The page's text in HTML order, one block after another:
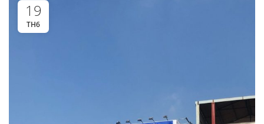
19
TH6